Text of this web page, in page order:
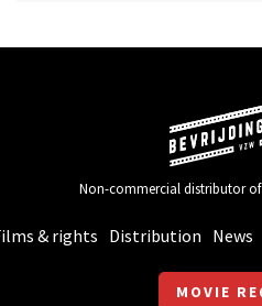
Non-commercial distributor
& rights Distribution News
MOVIE